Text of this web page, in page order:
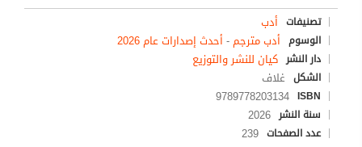
تصنيفات أدب
الوسوم أدب مترجم- أحدث إصدارات عام 2026
دار النشر كيان للنشر والتوزيع
الشكل غلاف
ISBN
9789778203134
سنة النشر 2026
عدد الصفحات 239